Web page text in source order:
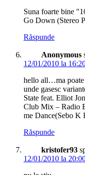
Suna foarte bine
Go Down (Stereo
Răspunde
Anonymous
12/01/2010 la
hello all…ma poate
unde gasesc
State feat. Elliot
Club Mix – Radio
me Dance(Sebo
Răspunde
kristofer93
12/01/2010 la